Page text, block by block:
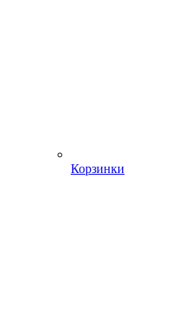
Корзинки